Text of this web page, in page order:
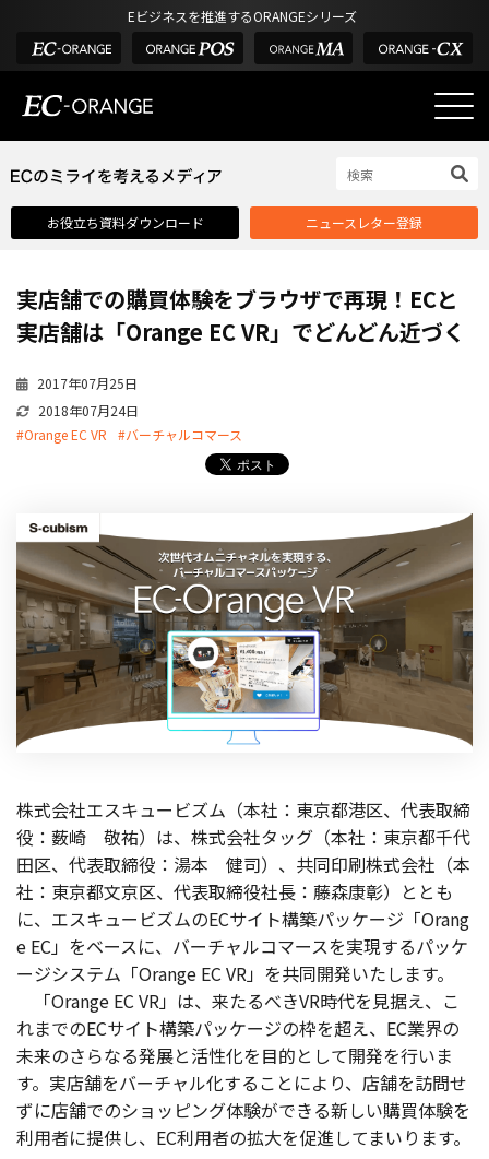
Eビジネスを推進するORANGEシリーズ
選ばれる理由
課題解決例
機能一覧
外部サービス連携
インフラ環境・サポート
特長
ショッピングモール型 EC
マルチテナント、マルチブランドなど
通販受注対応
ECと通販の連動を可能に
継続的に結果を出し続けるECサイトへ
ライセンス契約
内製化支援
補助金活用支援
導入事例
お役立ち記事
03-6432-0346
電話受付：平日 10:00~17:00
お問い合わせ
お役立ち資料ダウンロード ニュースレター登録
実店舗での購買体験をブラウザで再現！ECと
実店舗は「Orange EC VR」でどんどん近づく
2017年07月25日
2018年07月24日
#Orange EC VR
#バーチャルコマース
株式会社エスキュービズム（本社：東京都港区、代表取締
役：薮崎 敬祐）は、株式会社タッグ（本社：東京都千代
田区、代表取締役：湯本 健司）、共同印刷株式会社（本
社：東京都文京区、代表取締役社長：藤森康彰）ととも
に、エスキュービズムのECサイト構築パッケージ「Orang
e EC」をベースに、バーチャルコマースを実現するパッケ
ージシステム「Orange EC VR」を共同開発いたします。
「Orange EC VR」は、来たるべきVR時代を見据え、こ
れまでのECサイト構築パッケージの枠を超え、EC業界の
未来のさらなる発展と活性化を目的として開発を行いま
す。実店舗をバーチャル化することにより、店舗を訪問せ
ずに店舗でのショッピング体験ができる新しい購買体験を
利用者に提供し、EC利用者の拡大を促進してまいります。